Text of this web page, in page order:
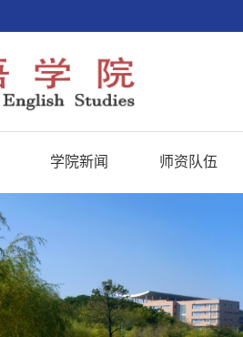
学院新闻 师资队伍